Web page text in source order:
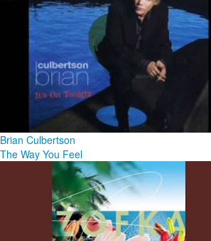
Brian Culbertson
The Way You Feel